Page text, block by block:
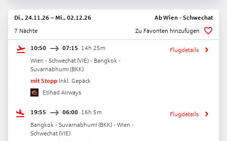
Di., 24.11.26 – Mi., 02.12.26 AbWien - Schwechat
7 Nächte
Zu Favoriten hinzufügen
10:50 07:15 14h 25m
Wien - Schwechat(VIE) - Bangkok -
Suvarnabhumi (BKK)
mit Stopp Inkl. Gepäck
Etihad Airways
Flugdetails
19:55 06:00 16h 5m
Bangkok - Suvarnabhumi (BKK) - Wien -
Schwechat(VIE)
Flugdetails